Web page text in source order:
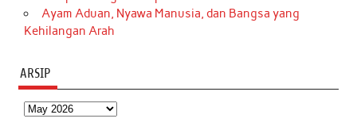
Ayam Aduan, Nyawa Manusia, dan Bangsa yang
Kehilangan Arah
ARSIP
Arsip